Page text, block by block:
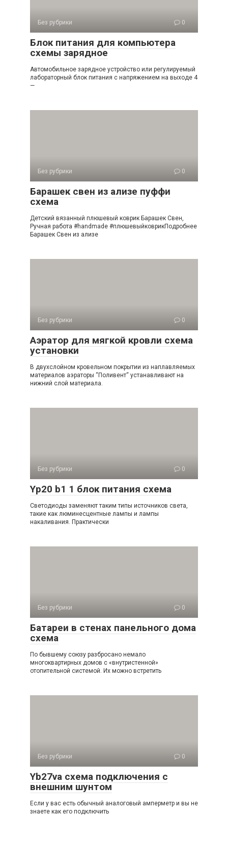
Без рубрики 0
Блок питания для компьютера
схемы зарядное
Автомобильное зарядное устройство или регулируемый
лабораторный блок питания с напряжением на выходе 4
—
Без рубрики 0
Барашек свен из ализе пуффи
схема
Детский вязанный плюшевый коврик Барашек Свен,
Ручная работа #handmade #плюшевыйковрикПодробнее
Барашек Свен из ализе
Без рубрики 0
Аэратор для мягкой кровли схема
установки
В двухслойном кровельном покрытии из наплавляемых
материалов аэраторы “Поливент“ устанавливают на
нижний слой материала.
Без рубрики 0
Yp20 b1 1 блок питания схема
Светодиоды заменяют таким типы источников света,
такие как люминесцентные лампы и лампы
накаливания. Практически
Без рубрики 0
Батареи в стенах панельного дома
схема
По бывшему союзу разбросано немало
многоквартирных домов с «внутристенной»
отопительной системой. Их можно встретить
Без рубрики 0
Yb27va схема подключения с
внешним шунтом
Если у вас есть обычный аналоговый амперметр и вы не
знаете как его подключить